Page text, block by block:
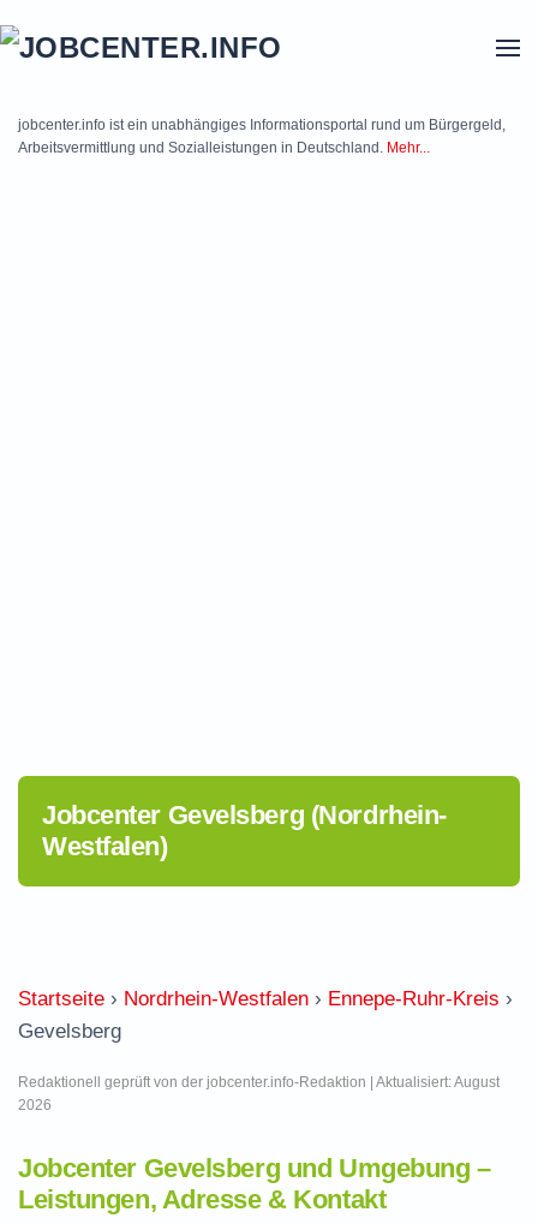
jobcenter.info ist ein unabhängiges Informationsportal rund um Bürgergeld,
Arbeitsvermittlung und Sozialleistungen in Deutschland. Mehr...
Jobcenter Gevelsberg (Nordrhein-
Westfalen)
Startseite › Nordrhein-Westfalen › Ennepe-Ruhr-Kreis ›
Gevelsberg
Redaktionell geprüft von der jobcenter.info-Redaktion | Aktualisiert: August
2026
Jobcenter Gevelsberg und Umgebung –
Leistungen, Adresse & Kontakt